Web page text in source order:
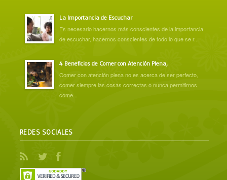
La Importancia de Escuchar
Es necesario hacernos más conscientes de la importancia
de escuchar, hacernos conscientes de todo lo que se r...
4 Beneficios de Comer con Atención Plena,
Comer con atención plena no es acerca de ser perfecto,
comer siempre las cosas correctas o nunca permitirnos
come...
REDES SOCIALES